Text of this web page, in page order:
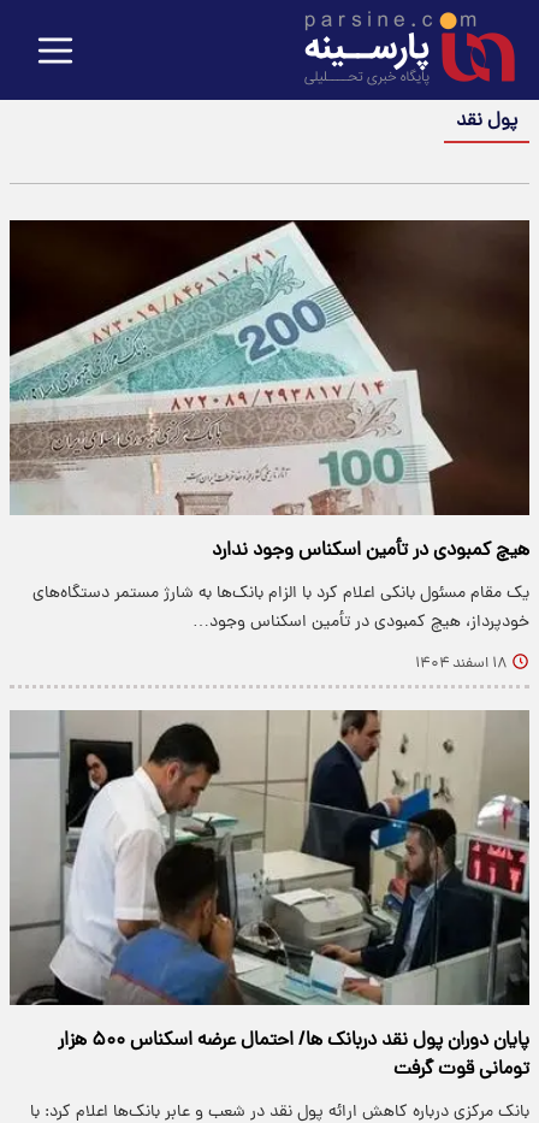
پول نقد
هیچ کمبودی در تأمین اسکناس وجود ندارد
یک مقام مسئول بانکی اعلام کرد با الزام بانک‌ها به شارژ مستمر دستگاه‌های
خودپرداز، هیچ کمبودی در تأمین اسکناس وجود…
۱۸ اسفند ۱۴۰۴
پایان دوران پول نقد دربانک ها/ احتمال عرضه اسکناس ۵۰۰ هزار
تومانی قوت گرفت
بانک مرکزی درباره کاهش ارائه پول نقد در شعب و عابر بانک‌ها اعلام کرد: با